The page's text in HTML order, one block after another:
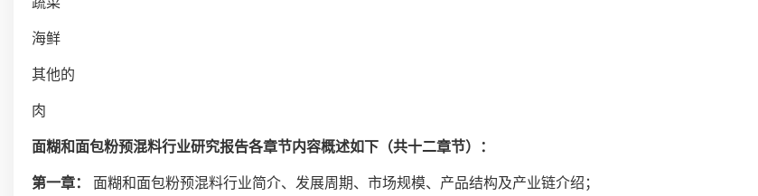
海鲜
其他的
肉
面糊和面包粉预混料行业研究报告各章节内容概述如下（共十二章节）：
第一章：
面糊和面包粉预混料行业简介、发展周期、市场规模、产品结构及产业链介绍；